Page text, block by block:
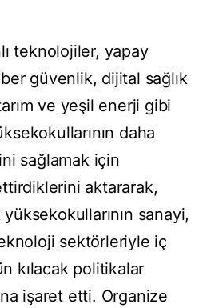
teknolojiler, yapay
güvenlik, dijital sağlık
ve yeşil enerji gibi
daha
sağlamak için
aktararak,
sanayi,
sektörleriyle iç
kılacak politikalar
işaret etti. Organize